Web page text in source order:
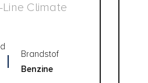
Line Climate
Brandstof
Benzine